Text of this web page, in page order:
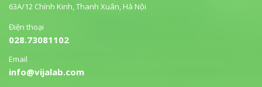
63A/12 Chính Kinh, Thanh Xuân, Hà Nội
Điện thoại
028.73081102
Email
info@vijalab.com